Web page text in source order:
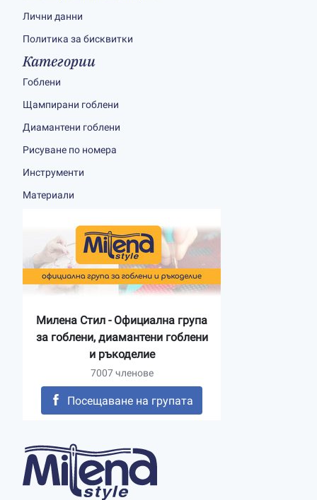
Лични данни
Политика за бисквитки
Категории
Гоблени
Щампирани гоблени
Диамантени гоблени
Рисуване по номера
Инструменти
Материали
Милена Стил - Официална група
за гоблени, диамантени гоблени
и ръкоделие
7007 членове
Посещаване на групата